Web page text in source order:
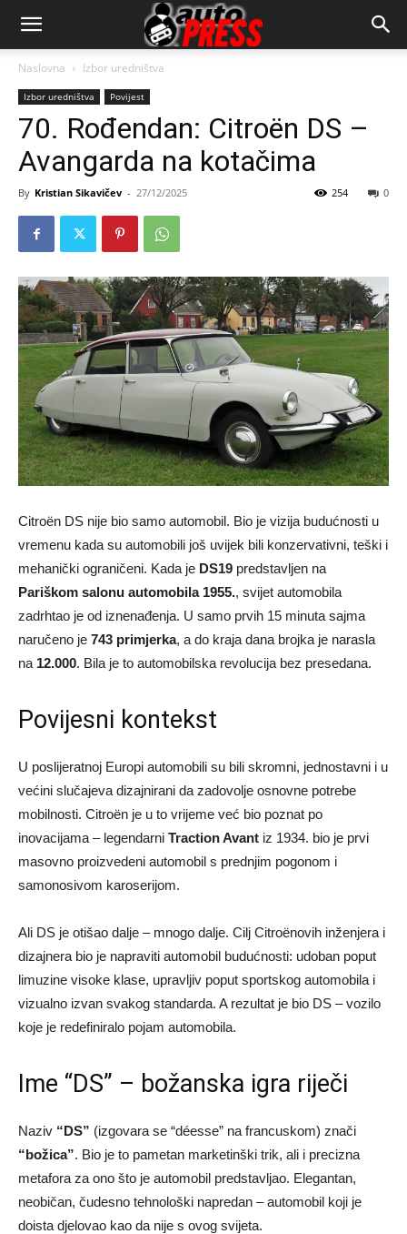
AutopressHR
Naslovna Izbor uredništva
Izbor uredništva Povijest
70. Rođendan: Citroën DS –
Avangarda na kotačima
By Kristian Sikavičev - 27/12/2025 0
254
Citroën DS nije bio samo automobil. Bio je vizija budućnosti u
vremenu kada su automobili još uvijek bili konzervativni, teški i
mehanički ograničeni. Kada je DS19 predstavljen na
Pariškom salonu automobila 1955., svijet automobila
zadrhtao je od iznenađenja. U samo prvih 15 minuta sajma
naručeno je 743 primjerka, a do kraja dana brojka je narasla
na 12.000. Bila je to automobilska revolucija bez presedana.
Povijesni kontekst
U poslijeratnoj Europi automobili su bili skromni, jednostavni i u
većini slučajeva dizajnirani da zadovolje osnovne potrebe
mobilnosti. Citroën je u to vrijeme već bio poznat po
inovacijama – legendarni Traction Avant iz 1934. bio je prvi
masovno proizvedeni automobil s prednjim pogonom i
samonosivom karoserijom.
Ali DS je otišao dalje – mnogo dalje. Cilj Citroënovih inženjera i
dizajnera bio je napraviti automobil budućnosti: udoban poput
limuzine visoke klase, upravljiv poput sportskog automobila i
vizualno izvan svakog standarda. A rezultat je bio DS – vozilo
koje je redefiniralo pojam automobila.
Ime “DS” – božanska igra riječi
Naziv “DS” (izgovara se “déesse” na francuskom) znači
“božica”. Bio je to pametan marketinški trik, ali i precizna
metafora za ono što je automobil predstavljao. Elegantan,
neobičan, čudesno tehnološki napredan – automobil koji je
doista djelovao kao da nije s ovog svijeta.